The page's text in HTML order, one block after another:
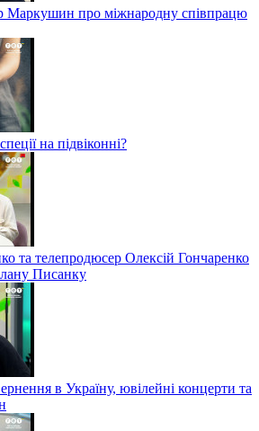
Маркушин про міжнародну співпрацю
на підвіконні?
та телепродюсер Олексій Гончаренко
Писанку
в Україну, ювілейні концерти та